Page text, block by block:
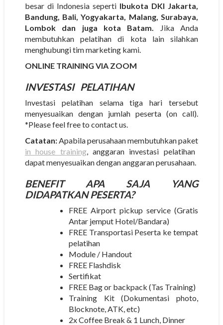
besar di Indonesia seperti Ibukota DKI Jakarta,
Bandung, Bali, Yogyakarta, Malang, Surabaya,
Lombok dan juga kota Batam. Jika Anda
membutuhkan pelatihan di kota lain silahkan
menghubungi tim marketing kami.
ONLINE TRAINING VIA ZOOM
INVESTASIPELATIHAN
Investasi pelatihan selama tiga hari tersebut
menyesuaikan dengan jumlah peserta (on call).
*Please feel free to contact us.
Catatan:Apabila perusahaan membutuhkan paket
in house training, anggaran investasi pelatihan
dapat menyesuaikan dengan anggaran perusahaan.
BENEFIT APA SAJA YANG
DIDAPATKAN PESERTA?
FREE Airport pickup service (Gratis
Antar jemput Hotel/Bandara)
FREE Transportasi Peserta ke tempat
pelatihan
Module / Handout
FREE Flashdisk
Sertifikat
FREE Bag or backpack (Tas Training)
Training Kit (Dokumentasi photo,
Blocknote, ATK, etc)
2x Coffee Break & 1 Lunch, Dinner